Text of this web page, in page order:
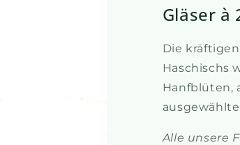
Gläser à
Die
Haschischs
Hanfblüten,
Alle unsere